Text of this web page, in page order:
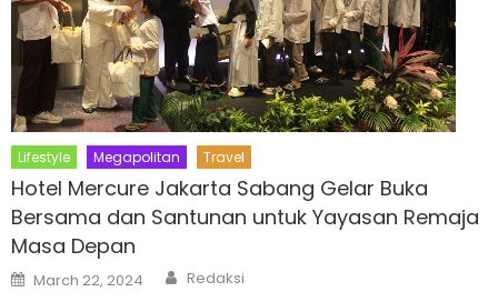
Lifestyle Megapolitan Travel
Hotel Mercure Jakarta Sabang Gelar Buka
Bersama dan Santunan untuk Yayasan Remaja
Masa Depan
Posted
on
March 22, 2024 Author
Redaksi